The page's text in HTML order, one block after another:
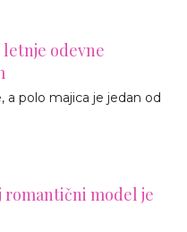
odevne
polo majica je jedan od
romantični model je